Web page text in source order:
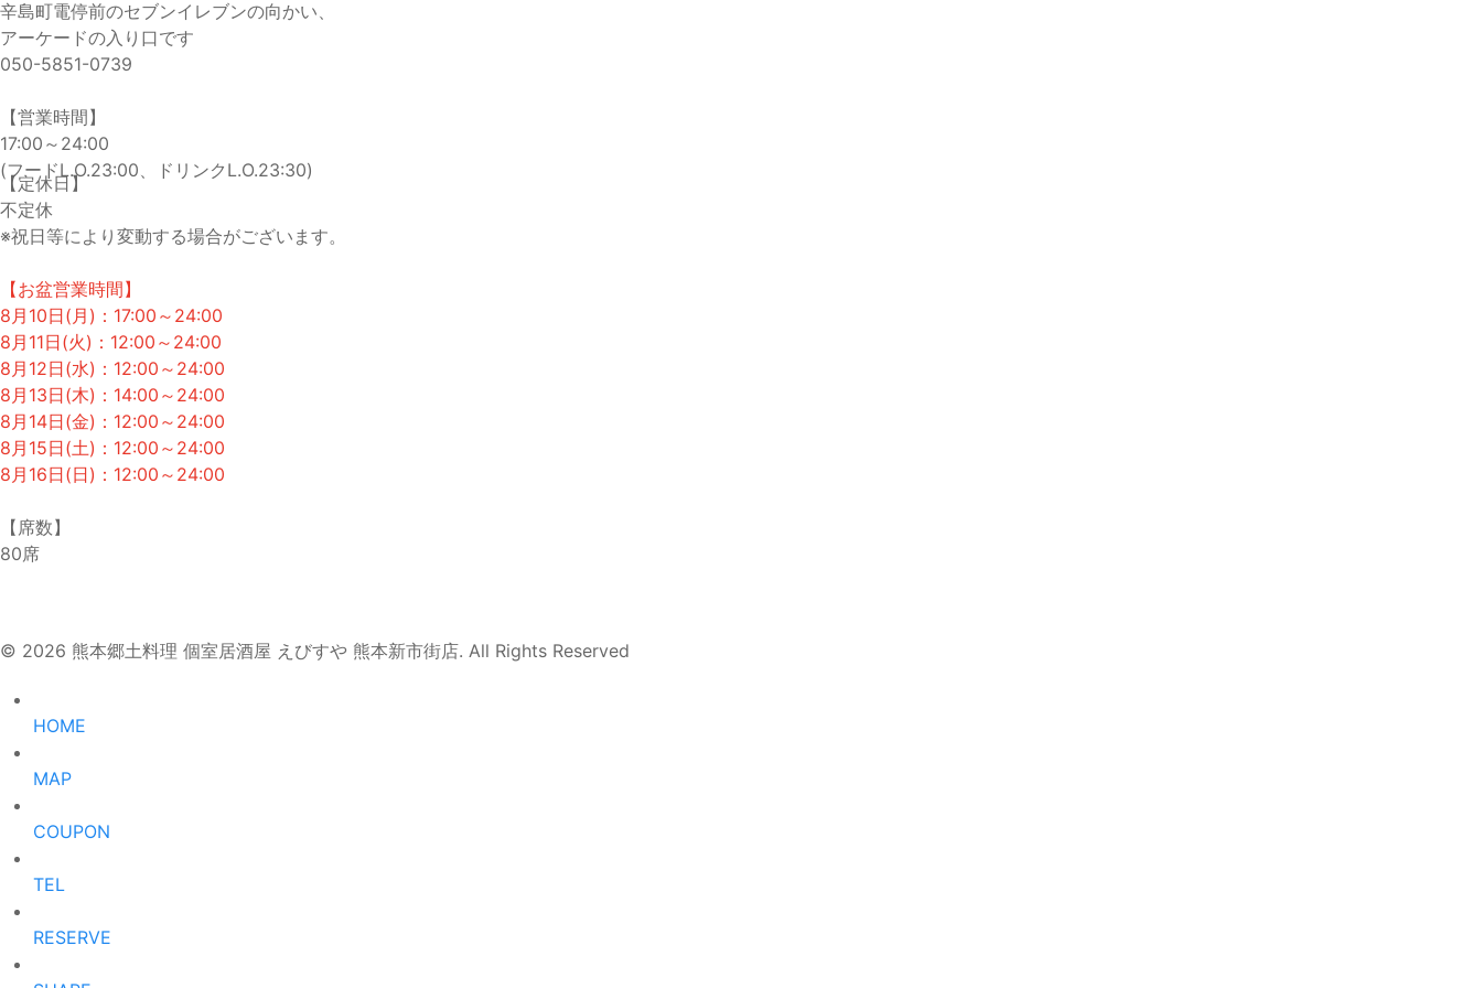
辛島町電停前のセブンイレブンの向かい、
アーケードの入り口です
050-5851-0739
【営業時間】
17:00～24:00
(フードL.O.23:00、ドリンクL.O.23:30)
【定休日】
不定休
※祝日等により変動する場合がございます。
【お盆営業時間】
8月10日(月)：17:00～24:00
8月11日(火)：12:00～24:00
8月12日(水)：12:00～24:00
8月13日(木)：14:00～24:00
8月14日(金)：12:00～24:00
8月15日(土)：12:00～24:00
8月16日(日)：12:00～24:00
【席数】
80席
© 2026 熊本郷土料理 個室居酒屋 えびすや 熊本新市街店. All Rights Reserved
HOME
MAP
COUPON
TEL
RESERVE